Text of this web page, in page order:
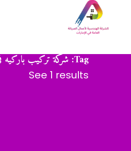
Tag: شركة تركيب باركيه في البحيرة رأس الخيمة 0547971907
See 1 results